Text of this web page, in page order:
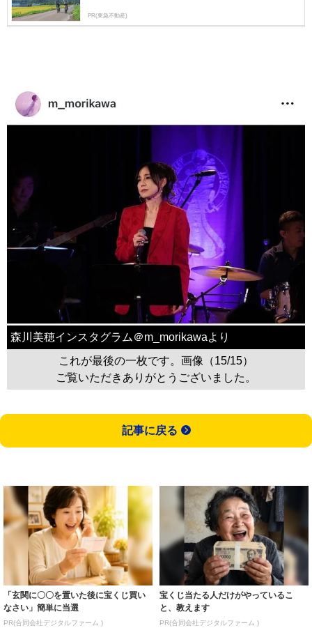
PR(東急不動産)
森川美穂インスタグラム＠m_morikawaより
これが最後の一枚です。画像（15/15）
ご覧いただきありがとうございました。
記事に戻る
「玄関に〇〇を置いた後に宝くじ買い
なさい」簡単に当選
PR(合同会社デジタルファーム )
宝くじ当たる人だけがやっているこ
と、教えます
PR(合同会社デジタルファーム )